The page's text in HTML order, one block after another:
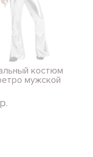
костюм
мужской
р.